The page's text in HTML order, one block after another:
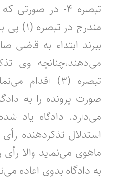
‌تبصره ۴- در
مندرج در
ببرند ابتداء به قاضی
می‌دهند،‌چنانچه وی
تبصره (۳)
صورت پرونده را به
می‌دارد. دادگاه یاد
استدلال تذکردهنده
ماهوی می‌نماید والا رأی
به دادگاه بدوی اعاده